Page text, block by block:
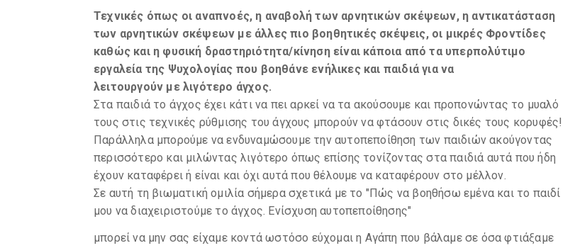
Τεχνικές όπως οι αναπνοές, η αναβολή των αρνητικών σκέψεων, η αντικατάσταση
των αρνητικών σκέψεων με άλλες πιο βοηθητικές σκέψεις, οι μικρές Φροντίδες
καθώς και η φυσική δραστηριότητα/κίνηση είναι κάποια από τα υπερπολύτιμο
εργαλεία της Ψυχολογίας που βοηθάνε ενήλικες και παιδιά για να
λειτουργούν με λιγότερο άγχος.
Στα παιδιά το άγχος έχει κάτι να πει αρκεί να τα ακούσουμε και προπονώντας το μυαλό
τους στις τεχνικές ρύθμισης του άγχους μπορούν να φτάσουν στις δικές τους κορυφές!
Παράλληλα μπορούμε να ενδυναμώσουμε την αυτοπεποίθηση των παιδιών ακούγοντας
περισσότερο και μιλώντας λιγότερο όπως επίσης τονίζοντας στα παιδιά αυτά που ήδη
έχουν καταφέρει ή είναι και όχι αυτά που θέλουμε να καταφέρουν στο μέλλον.
Σε αυτή τη βιωματική ομιλία σήμερα σχετικά με το "Πώς να βοηθήσω εμένα και το παιδί
μου να διαχειριστούμε το άγχος. Ενίσχυση αυτοπεποίθησης"
μπορεί να μην σας είχαμε κοντά ωστόσο εύχομαι η Αγάπη που βάλαμε σε όσα φτιάξαμε